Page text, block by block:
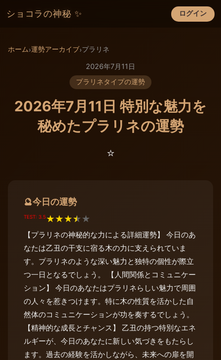
ショコラの神秘 ✨ ログイン
×
ホーム›運勢アーカイブ›プラリネ
2026年7月11日
プラリネタイプの運勢
2026年7月11日 特別な魅力を
秘めたプラリネの運勢
⭐️
🔮今日の運勢
TEST: 3.5★★★★★
【プラリネの神秘的な力による詳細運勢】 今日のあ
なたは乙丑の干支に宿る木の力に支えられていま
す。プラリネのような深い魅力と独特の個性が際立
つ一日となるでしょう。 【人間関係とコミュニケー
ション】 今日のあなたはプラリネらしい魅力で周囲
の人々を惹きつけます。特に木の性質を活かした自
然体のコミュニケーションが功を奏するでしょう。
【精神的な成長とチャンス】 乙丑の持つ特別なエネ
ルギーが、今日のあなたに新しい気づきをもたらし
ます。過去の経験を活かしながら、未来への扉を開